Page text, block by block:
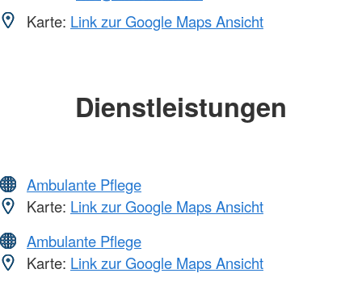
Karte: Link zur Google Maps Ansicht
Dienstleistungen
Ambulante Pflege
Karte: Link zur Google Maps Ansicht
Ambulante Pflege
Karte: Link zur Google Maps Ansicht